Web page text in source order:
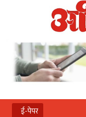
ई-पेपर